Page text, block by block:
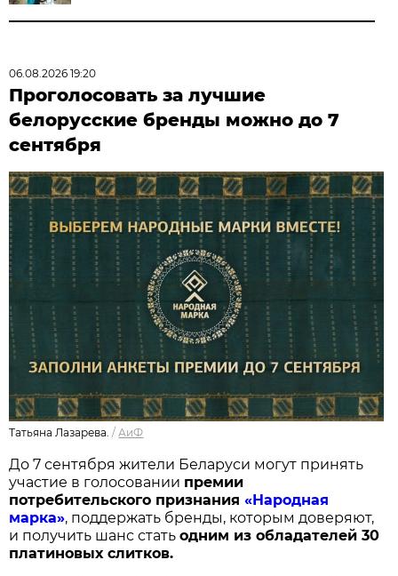
06.08.2026 19:20
Проголосовать за лучшие
белорусские бренды можно до 7
сентября
Татьяна Лазарева. /АиФ
До 7 сентября жители Беларуси могут принять
участие в голосовании премии
потребительского признания«Народная
марка», поддержать бренды, которым доверяют,
и получить шанс статьодним из обладателей 30
платиновых слитков.